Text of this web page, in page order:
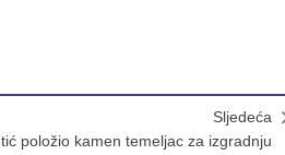
Sljedeća
položio kamen temeljac za izgradnju